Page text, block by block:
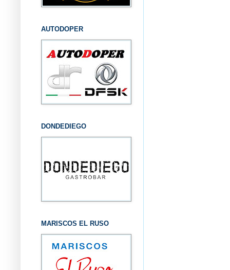
AUTODOPER
DONDEDIEGO
MARISCOS EL RUSO